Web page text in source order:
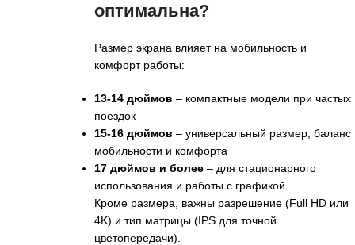
оптимальна?
Размер экрана влияет на мобильность и
комфорт работы:
13-14 дюймов – компактные модели при частых
поездок
15-16 дюймов – универсальный размер, баланс
мобильности и комфорта
17 дюймов и более – для стационарного
использования и работы с графикой
Кроме размера, важны разрешение (Full HD или
4K) и тип матрицы (IPS для точной
цветопередачи).